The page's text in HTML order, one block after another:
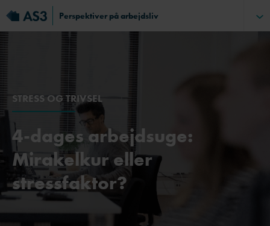
Perspektiver på arbejdsliv
STRESS OG TRIVSEL
4-dages arbejdsuge:
Mirakelkur eller
stressfaktor?